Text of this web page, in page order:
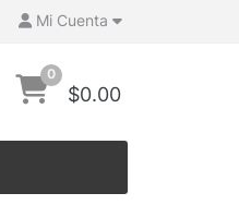
Mi Cuenta
0
$0.00